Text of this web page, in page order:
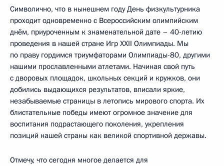
Символично, что в нынешнем году День физкультурника
проходит одновременно с Всероссийским олимпийским
днём, приуроченным к знаменательной дате – 40-летию
проведения в нашей стране Игр XXII Олимпиады. Мы
по праву гордимся триумфаторами Олимпиады-80, другими
нашими прославленными атлетами. Начиная свой путь
с дворовых площадок, школьных секций и кружков, они
добились выдающихся результатов, вписали яркие,
незабываемые страницы в летопись мирового спорта. Их
блистательные победы имеют огромное значение для
воспитания подрастающего поколения, укрепления
позиций нашей страны как великой спортивной державы.
Отмечу, что сегодня многое делается для